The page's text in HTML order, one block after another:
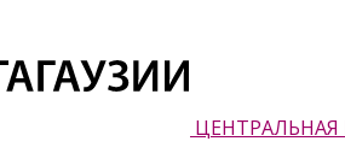
ЦЕНТРАЛЬНАЯ